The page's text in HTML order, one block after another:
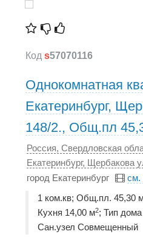
Код s57070116
Однокомнатная
Екатеринбург,
148/2., Общ.пл
Россия, Свердловская
Екатеринбург, Щербакова
город Екатеринбург
см.
1 ком.кв; Общ.пл. 45,30
Кухня 14,00 м2; Тип
Сан.узел Совмещенный